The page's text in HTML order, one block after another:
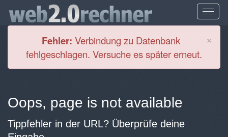
×
Fehler: Verbindung zu Datenbank
fehlgeschlagen. Versuche es später erneut.
Oops, page is not available
Tippfehler in der URL? Überprüfe deine